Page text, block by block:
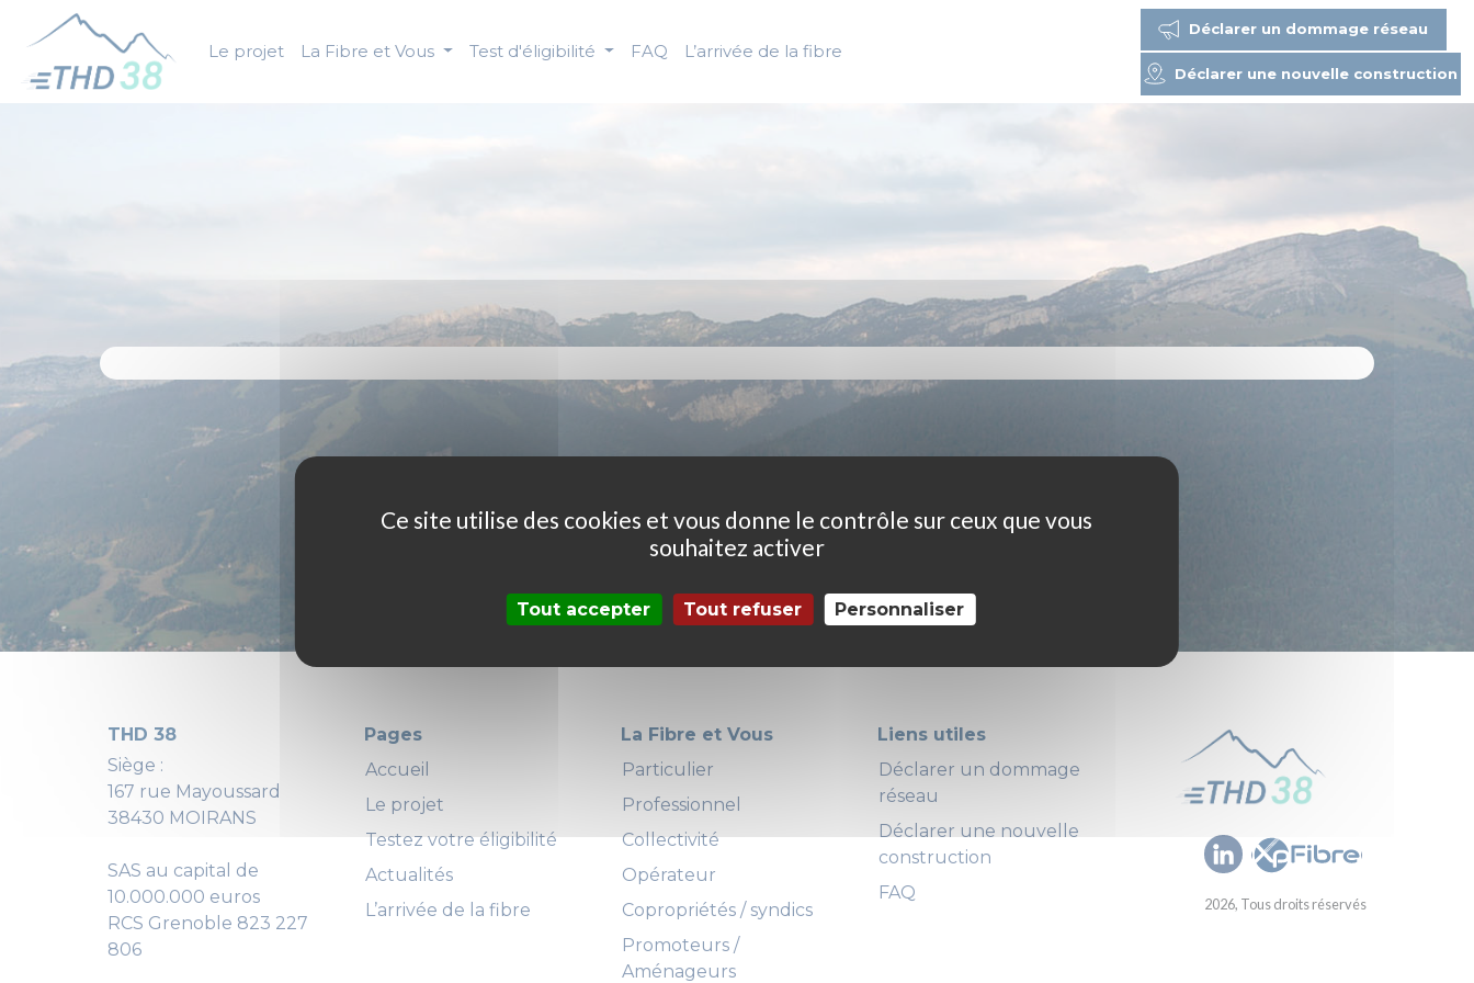
Le projet La Fibre et Vous Test d'éligibilité FAQ L’arrivée de la fibre
Déclarer un dommage réseau
Déclarer une nouvelle construction
THD 38
Siège :
167 rue Mayoussard
38430 MOIRANS
SAS au capital de
10.000.000 euros
RCS Grenoble 823 227
806
Pages
Accueil
Le projet
Testez votre éligibilité
Actualités
L’arrivée de la fibre
La Fibre et Vous
Particulier
Professionnel
Collectivité
Opérateur
Copropriétés / syndics
Promoteurs /
Aménageurs
Liens utiles
Déclarer un dommage
réseau
Déclarer une nouvelle
construction
FAQ
2026, Tous droits réservés
Panneau de gestion des cookies
Ce site utilise des cookies et vous donne le contrôle sur ceux que vous
souhaitez activer
Tout accepter Tout refuser Personnaliser